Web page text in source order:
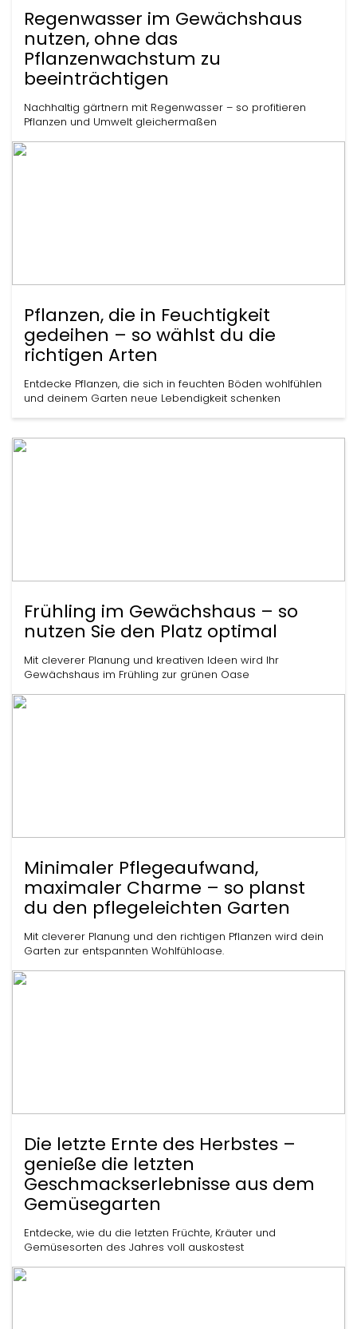
Regenwasser im Gewächshaus
nutzen, ohne das
Pflanzenwachstum zu
beeinträchtigen
Nachhaltig gärtnern mit Regenwasser – so profitieren
Pflanzen und Umwelt gleichermaßen
Pflanzen, die in Feuchtigkeit
gedeihen – so wählst du die
richtigen Arten
Entdecke Pflanzen, die sich in feuchten Böden wohlfühlen
und deinem Garten neue Lebendigkeit schenken
Frühling im Gewächshaus – so
nutzen Sie den Platz optimal
Mit cleverer Planung und kreativen Ideen wird Ihr
Gewächshaus im Frühling zur grünen Oase
Minimaler Pflegeaufwand,
maximaler Charme – so planst
du den pflegeleichten Garten
Mit cleverer Planung und den richtigen Pflanzen wird dein
Garten zur entspannten Wohlfühloase.
Die letzte Ernte des Herbstes –
genieße die letzten
Geschmackserlebnisse aus dem
Gemüsegarten
Entdecke, wie du die letzten Früchte, Kräuter und
Gemüsesorten des Jahres voll auskostest